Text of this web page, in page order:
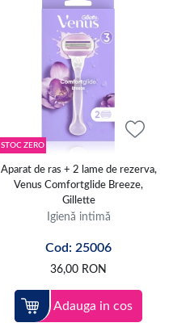
STOC ZERO
Aparat de ras + 2 lame de rezerva,
Venus Comfortglide Breeze,
Gillette
Igienă intimă
Cod: 25006
36,00 RON
Adauga in cos